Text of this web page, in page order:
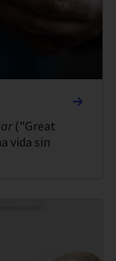
("Great
vida sin